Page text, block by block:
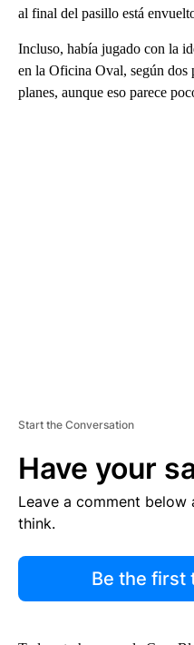
al final del pasillo está
Incluso, había jugado con la
en la Oficina Oval, según dos
planes, aunque eso parece
Start the Conversation
Have your
Leave a comment
think.
Be the first